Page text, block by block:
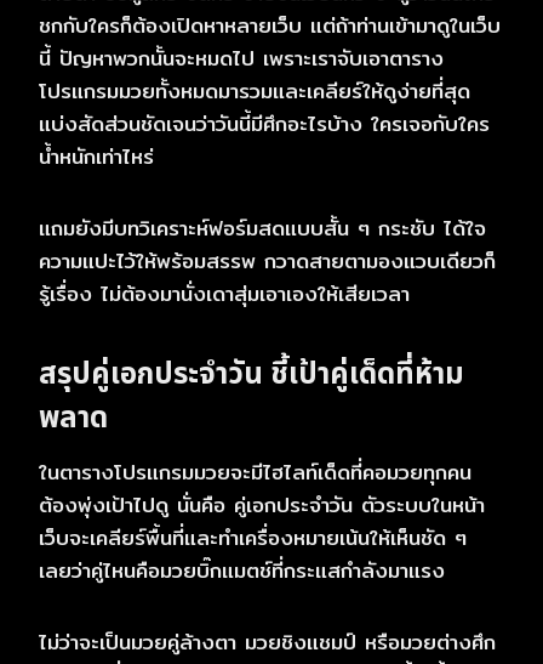
ชกกับใครก็ต้องเปิดหาหลายเว็บ แต่ถ้าท่านเข้ามาดูในเว็บ
นี้ ปัญหาพวกนั้นจะหมดไป เพราะเราจับเอาตาราง
โปรแกรมมวยทั้งหมดมารวมและเคลียร์ให้ดูง่ายที่สุด
แบ่งสัดส่วนชัดเจนว่าวันนี้มีศึกอะไรบ้าง ใครเจอกับใคร
น้ำหนักเท่าไหร่
แถมยังมีบทวิเคราะห์ฟอร์มสดแบบสั้น ๆ กระชับ ได้ใจ
ความแปะไว้ให้พร้อมสรรพ กวาดสายตามองแวบเดียวก็
รู้เรื่อง ไม่ต้องมานั่งเดาสุ่มเอาเองให้เสียเวลา
สรุปคู่เอกประจำวัน ชี้เป้าคู่เด็ดที่ห้าม
พลาด
ในตารางโปรแกรมมวยจะมีไฮไลท์เด็ดที่คอมวยทุกคน
ต้องพุ่งเป้าไปดู นั่นคือ คู่เอกประจำวัน ตัวระบบในหน้า
เว็บจะเคลียร์พื้นที่และทำเครื่องหมายเน้นให้เห็นชัด ๆ
เลยว่าคู่ไหนคือมวยบิ๊กแมตช์ที่กระแสกำลังมาแรง
ไม่ว่าจะเป็นมวยคู่ล้างตา มวยชิงแชมป์ หรือมวยต่างศึก